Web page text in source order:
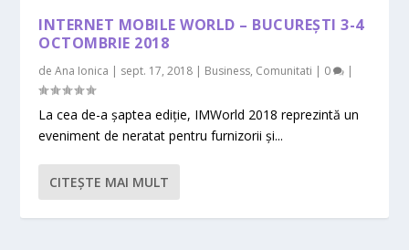
INTERNET MOBILE WORLD – BUCUREȘTI 3-4
OCTOMBRIE 2018
deAna Ionica | sept. 17, 2018 | Business, Comunitati | 0 |
La cea de-a șaptea ediție, IMWorld 2018 reprezintă un
eveniment de neratat pentru furnizorii și...
CITEŞTE MAI MULT